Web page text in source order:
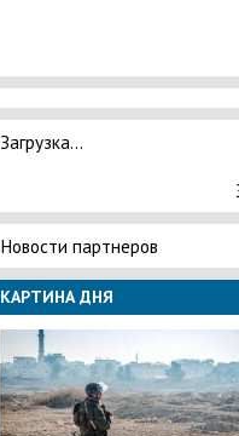
Загрузка...
Новости партнеров
КАРТИНА ДНЯ